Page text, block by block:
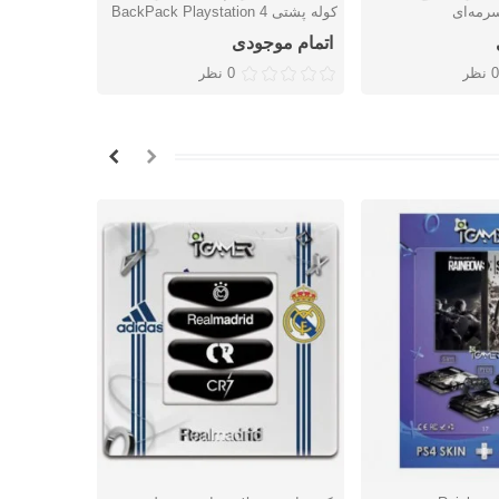
0 نظر
کوله پشتی BackPack Playstation 4
اتمام موجودی
0 نظر